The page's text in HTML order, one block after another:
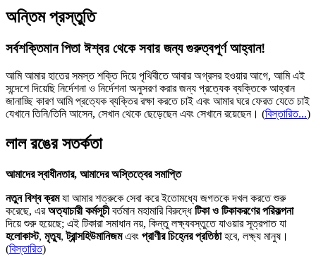
অন্তিম প্রস্তুতি
সর্বশক্তিমান পিতা ঈশ্বর থেকে সবার জন্য গুরুত্বপূর্ণ আহ্বান!
আমি আমার হাতের সমস্ত শক্তি দিয়ে পৃথিবীতে আবার অগ্রসর হওয়ার আগে, আমি এই
সন্দেশে দিয়েছি নির্দেশনা ও নির্দেশনা অনুসরণ করার জন্য প্রত্যেক ব্যক্তিকে আহ্বান
জানাচ্ছি কারণ আমি প্রত্যেক ব্যক্তির রক্ষা করতে চাই এবং আমার ঘরে ফেরত যেতে চাই
যেখানে তিনি/তিনি আসেন, সেখান থেকে ছেড়েছেন এবং সেখানে রয়েছেন। (বিস্তারিত...)
লাল রঙের সতর্কতা
আমাদের স্বাধীনতার, আমাদের অস্তিত্বের সমাপ্তি
নতুন বিশ্ব ক্রমযা আমার শত্রুকে সেবা করে ইতোমধ্যে জগতকে দখল করতে শুরু
করেছে, এরঅত্যাচারী কর্মসূচীবর্তমান মহামারি বিরুদ্ধেটিকা ও টিকাকরণের পরিকল্পনা
দিয়ে শুরু হয়েছে; এই টিকারা সমাধান নয়, কিন্তু লক্ষ্যবস্তুতে যাওয়ার সূত্রপাত যা
হলোকাস্ট, মৃত্যু,ট্রান্সহিউমানিজমএবং প্রাণীর চিহ্নের প্রতিষ্ঠাহবে, লক্ষ্য মানুষ।
(বিস্তারিত)